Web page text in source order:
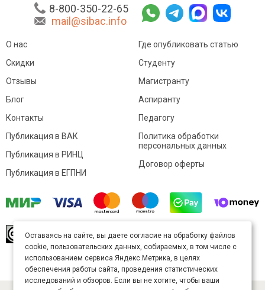
8-800-350-22-65
mail@sibac.info
О нас
Скидки
Отзывы
Блог
Контакты
Где опубликовать статью
Студенту
Магистранту
Аспиранту
Педагогу
Публикация в ВАК
Публикация в РИНЦ
Публикация в ЕГПНИ
Политика обработки
персональных данных
Договор оферты
произведение доступно полицензии Creative
Commons «Attribution» («Атрибуция») 4.0
Непортированная.
Карта сайта
Оставаясь на сайте, вы даете согласие на обработку файлов
cookie, пользовательских данных, собираемых, в том числе с
использованием сервиса Яндекс.Метрика, в целях
обеспечения работы сайта, проведения статистических
исследований и обзоров. Если вы не хотите, чтобы ваши